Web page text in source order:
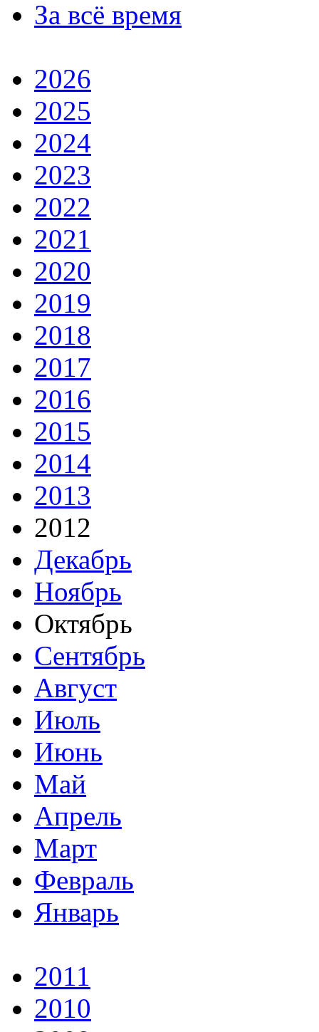
За всё время
2026
2025
2024
2023
2022
2021
2020
2019
2018
2017
2016
2015
2014
2013
2012
Декабрь
Ноябрь
Октябрь
Сентябрь
Август
Июль
Июнь
Май
Апрель
Март
Февраль
Январь
2011
2010